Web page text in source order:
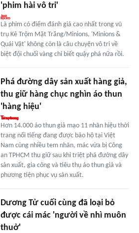
'phim hài vô tri'
Là phim có điểm đánh giá cao nhất trong vũ
trụ Kẻ Trộm Mặt Trăng/Minions, 'Minions &
Quái Vật' không còn là câu chuyện vô tri về
biệt đội chuối vàng chỉ biết quậy phá nữa rồi.
Phá đường dây sản xuất hàng giả,
thu giữ hàng chục nghìn áo thun
'hàng hiệu'
Hơn 14.000 áo thun giả mạo 11 nhãn hiệu thời
trang nổi tiếng đang được bảo hộ tại Việt
Nam cùng nhiều tem nhãn, mác vừa bị Công
an TPHCM thu giữ sau khi triệt phá đường dây
sản xuất, gia công và tiêu thụ áo thun giả và
phương tiện phục vụ sản xuất.
Dương Tử cuối cùng đã loại bỏ
được cái mác 'người về nhì muôn
thuở'